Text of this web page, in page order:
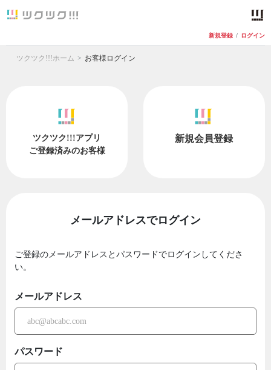
新規登録 / ログイン
ツクツク!!!ホーム お客様ログイン
ツクツク!!!アプリ
ご登録済みのお客様
新規会員登録
メールアドレスでログイン
ご登録のメールアドレスとパスワードでログインしてくださ
い。
メールアドレス
パスワード